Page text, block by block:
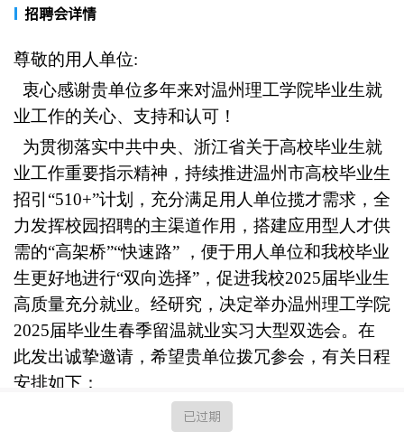
招聘会详情
尊敬的用人单位:
衷心感谢贵单位多年来对温州理工学院毕业生就
业工作的关心、支持和认可！
为贯彻落实中共中央、浙江省关于高校毕业生就
业工作重要指示精神，持续推进温州市高校毕业生
招引“510+”计划，充分满足用人单位揽才需求，全
力发挥校园招聘的主渠道作用，搭建应用型人才供
需的“高架桥”“快速路” ，便于用人单位和我校毕业
生更好地进行“双向选择”，促进我校2025届毕业生
高质量充分就业。经研究，决定举办温州理工学院
2025届毕业生春季留温就业实习大型双选会。在
此发出诚挚邀请，希望贵单位拨冗参会，有关日程
安排如下：
一、具体安排
已过期